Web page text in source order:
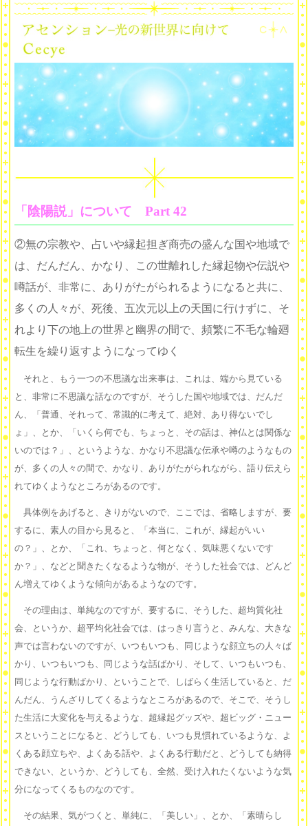
「陰陽説」について Part 42
②無の宗教や、占いや縁起担ぎ商売の盛んな国や地域で
は、だんだん、かなり、この世離れした縁起物や伝説や
噂話が、非常に、ありがたがられるようになると共に、
多くの人々が、死後、五次元以上の天国に行けずに、そ
れより下の地上の世界と幽界の間で、頻繁に不毛な輪廻
転生を繰り返すようになってゆく
それと、もう一つの不思議な出来事は、これは、端から見ている
と、非常に不思議な話なのですが、そうした国や地域では、だんだ
ん、「普通、それって、常識的に考えて、絶対、あり得ないでし
ょ」、とか、「いくら何でも、ちょっと、その話は、神仏とは関係な
いのでは？」、というような、かなり不思議な伝承や噂のようなもの
が、多くの人々の間で、かなり、ありがたがられながら、語り伝えら
れてゆくようなところがあるのです。
具体例をあげると、きりがないので、ここでは、省略しますが、要
するに、素人の目から見ると、「本当に、これが、縁起がいい
の？」、とか、「これ、ちょっと、何となく、気味悪くないです
か？」、などと聞きたくなるような物が、そうした社会では、どんど
ん増えてゆくような傾向があるようなのです。
その理由は、単純なのですが、要するに、そうした、超均質化社
会、というか、超平均化社会では、はっきり言うと、みんな、大きな
声では言わないのですが、いつもいつも、同じような顔立ちの人々ば
かり、いつもいつも、同じような話ばかり、そして、いつもいつも、
同じような行動ばかり、ということで、しばらく生活していると、だ
んだん、うんざりしてくるようなところがあるので、そこで、そうし
た生活に大変化を与えるような、超縁起グッズや、超ビッグ・ニュー
スということになると、どうしても、いつも見慣れているような、よ
くある顔立ちや、よくある話や、よくある行動だと、どうしても納得
できない、というか、どうしても、全然、受け入れたくないような気
分になってくるものなのです。
その結果、気がつくと、単純に、「美しい」、とか、「素晴らし